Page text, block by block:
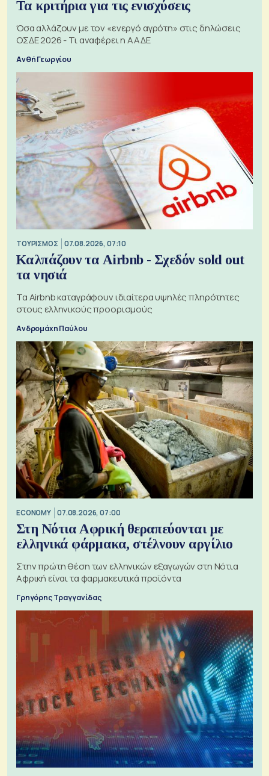
Τα κριτήρια για τις ενισχύσεις
Όσα αλλάζουν με τον «ενεργό αγρότη» στις δηλώσεις
ΟΣΔΕ 2026 - Τι αναφέρει η ΑΑΔΕ
Ανθή Γεωργίου
ΤΟΥΡΙΣΜΟΣ 07.08.2026, 07:10
Καλπάζουν τα Airbnb - Σχεδόν sold out
τα νησιά
Τα Airbnb καταγράφουν ιδιαίτερα υψηλές πληρότητες
στους ελληνικούς προορισμούς
Ανδρομάχη Παύλου
ECONOMY 07.08.2026, 07:00
Στη Νότια Αφρική θεραπεύονται με
ελληνικά φάρμακα, στέλνουν αργίλιο
Στην πρώτη θέση των ελληνικών εξαγωγών στη Νότια
Αφρική είναι τα φαρμακευτικά προϊόντα
Γρηγόρης Τραγγανίδας